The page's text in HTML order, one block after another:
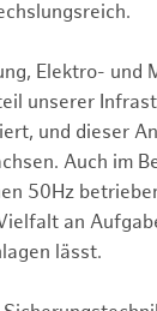
Elektro- und
unserer
und dieser
Auch im
50Hz
an
lässt.